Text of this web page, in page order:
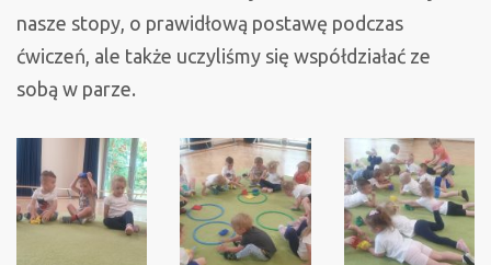
nasze stopy, o prawidłową postawę podczas
ćwiczeń, ale także uczyliśmy się współdziałać ze
sobą w parze.